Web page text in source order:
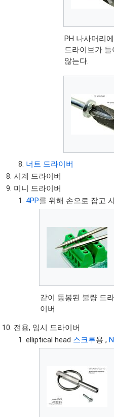
PH 나사머리
드라이브가 들
않는다.
너트 드라이버
시계 드라이버
미니 드라이버
4PP를 위해 손으로 잡고
같이 동봉된 불량 드라
이버
전용, 임시 드라이버
elliptical head 스크루용 ,